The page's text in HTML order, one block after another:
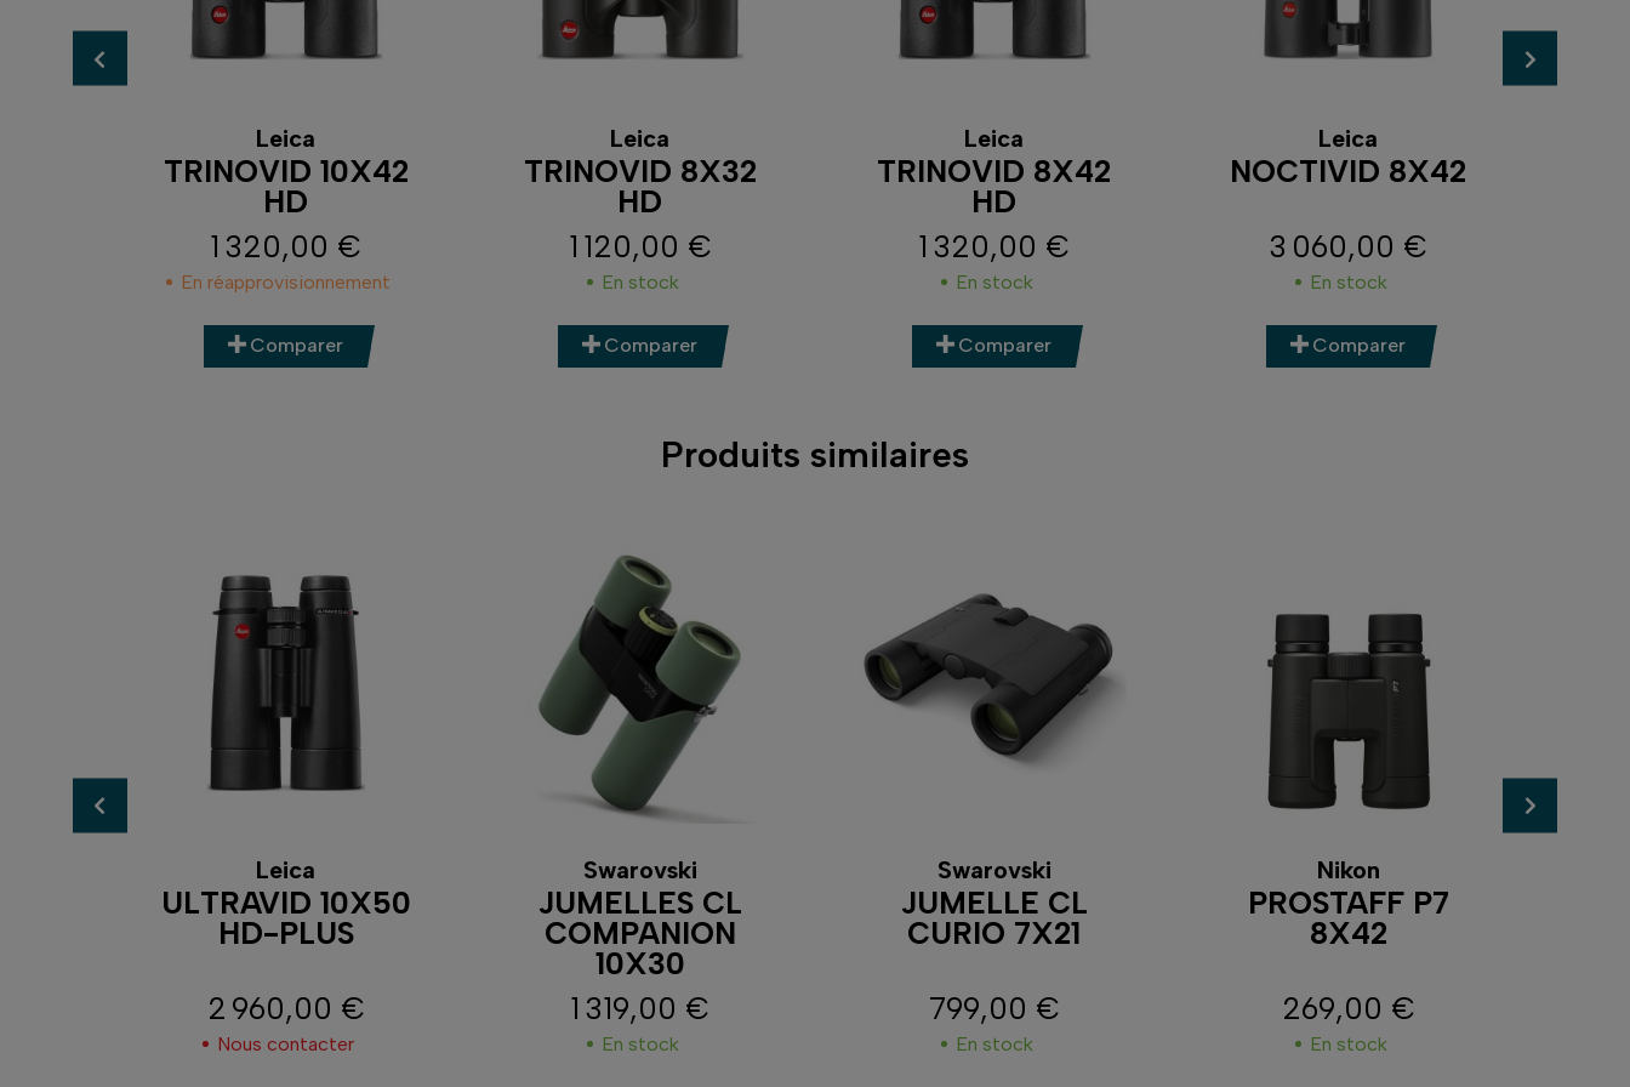
Leica
TRINOVID 10X42
HD
Prix
1 320,00 €
En réapprovisionnement
Comparer
Leica
TRINOVID 8X32
HD
Prix
1 120,00 €
En stock
Comparer
Leica
TRINOVID 8X42
HD
Prix
1 320,00 €
En stock
Comparer
Leica
NOCTIVID 8X42
Prix
3 060,00 €
En stock
Comparer
Produits similaires
Leica
ULTRAVID 10X50
HD-PLUS
Prix
2 960,00 €
Nous contacter
Swarovski
JUMELLES CL
COMPANION
10X30
Prix
1 319,00 €
En stock
Swarovski
JUMELLE CL
CURIO 7X21
Prix
799,00 €
En stock
Nikon
PROSTAFF P7
8X42
Prix
269,00 €
En stock